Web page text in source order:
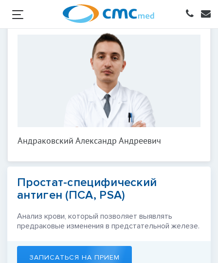
Андраковский Александр Андреевич
Простат-специфический
антиген (ПСА, PSA)
Анализ крови, который позволяет выявлять
предраковые изменения в предстательной железе.
ЗАПИСАТЬСЯ НА ПРИЕМ